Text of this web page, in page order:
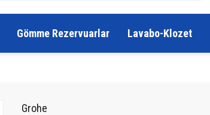
Gömme Rezervuarlar Lavabo-Klozet
Grohe